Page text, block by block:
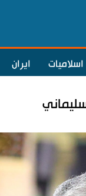
اسلاميات ايران